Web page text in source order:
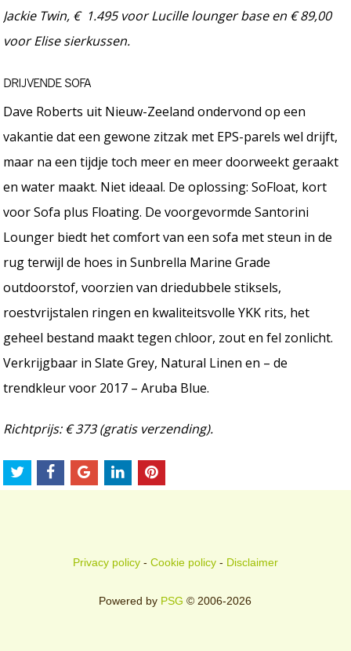
Jackie Twin, € 1.495 voor Lucille lounger base en € 89,00
voor Elise sierkussen.
DRIJVENDE SOFA
Dave Roberts uit Nieuw-Zeeland ondervond op een
vakantie dat een gewone zitzak met EPS-parels wel drijft,
maar na een tijdje toch meer en meer doorweekt geraakt
en water maakt. Niet ideaal. De oplossing: SoFloat, kort
voor Sofa plus Floating. De voorgevormde Santorini
Lounger biedt het comfort van een sofa met steun in de
rug terwijl de hoes in Sunbrella Marine Grade
outdoorstof, voorzien van driedubbele stiksels,
roestvrijstalen ringen en kwaliteitsvolle YKK rits, het
geheel bestand maakt tegen chloor, zout en fel zonlicht.
Verkrijgbaar in Slate Grey, Natural Linen en – de
trendkleur voor 2017 – Aruba Blue.
Richtprijs: € 373 (gratis verzending).
Privacy policy- Cookie policy- Disclaimer
Powered by PSG © 2006-2026